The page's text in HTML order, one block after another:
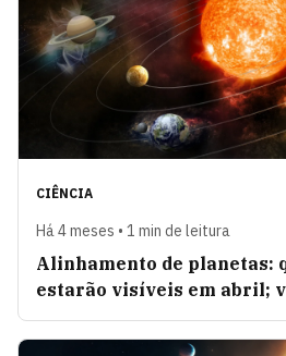
CIÊNCIA
Há 4 meses • 1 min de leitura
Alinhamento de planetas:
estarão visíveis em abril;